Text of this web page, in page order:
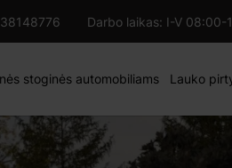
Darbo laikas: I-V 08:00-
stoginės automobiliams Lauko